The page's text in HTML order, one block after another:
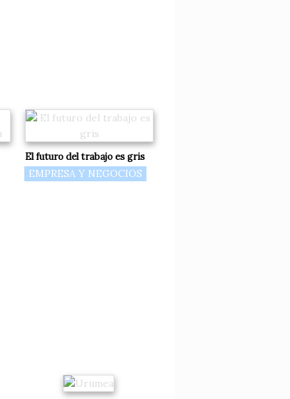
El futuro del trabajo es gris
EMPRESA Y NEGOCIOS